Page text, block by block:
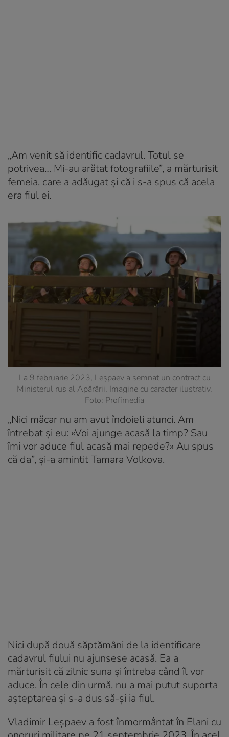
„Am venit să identific cadavrul. Totul se
potrivea… Mi-au arătat fotografiile”, a mărturisit
femeia, care a adăugat și că i s-a spus că acela
era fiul ei.
La 9 februarie 2023, Leșpaev a semnat un contract cu
Ministerul rus al Apărării. Imagine cu caracter ilustrativ.
Foto: Profimedia
„Nici măcar nu am avut îndoieli atunci. Am
întrebat și eu: «Voi ajunge acasă la timp? Sau
îmi vor aduce fiul acasă mai repede?» Au spus
că da”, și-a amintit Tamara Volkova.
Nici după două săptămâni de la identificare
cadavrul fiului nu ajunsese acasă. Ea a
mărturisit că zilnic suna și întreba când îl vor
aduce. În cele din urmă, nu a mai putut suporta
așteptarea și s-a dus să-și ia fiul.
Vladimir Leșpaev a fost înmormântat în Elani cu